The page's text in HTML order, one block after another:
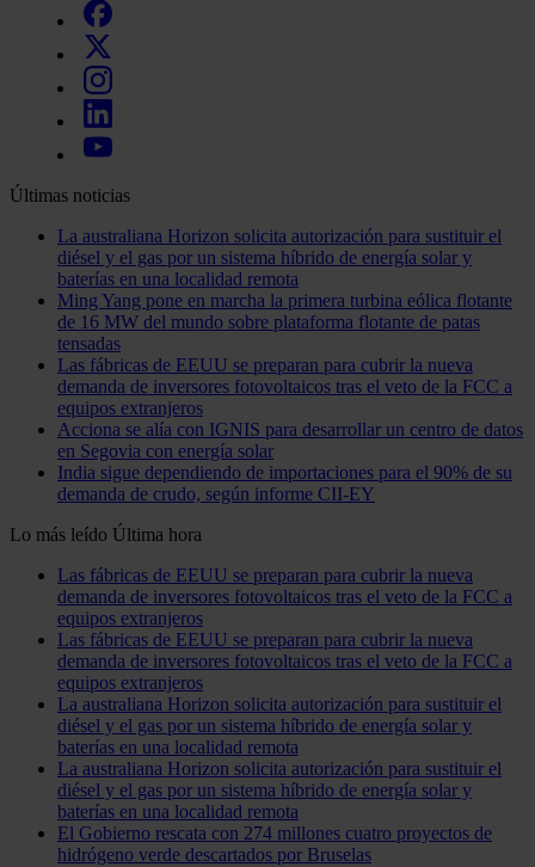
Últimas noticias
La australiana Horizon solicita autorización para sustituir el
diésel y el gas por un sistema híbrido de energía solar y
baterías en una localidad remota
Ming Yang pone en marcha la primera turbina eólica flotante
de 16 MW del mundo sobre plataforma flotante de patas
tensadas
Las fábricas de EEUU se preparan para cubrir la nueva
demanda de inversores fotovoltaicos tras el veto de la FCC a
equipos extranjeros
Acciona se alía con IGNIS para desarrollar un centro de datos
en Segovia con energía solar
India sigue dependiendo de importaciones para el 90% de su
demanda de crudo, según informe CII-EY
Lo más leído Última hora
Las fábricas de EEUU se preparan para cubrir la nueva
demanda de inversores fotovoltaicos tras el veto de la FCC a
equipos extranjeros
Las fábricas de EEUU se preparan para cubrir la nueva
demanda de inversores fotovoltaicos tras el veto de la FCC a
equipos extranjeros
La australiana Horizon solicita autorización para sustituir el
diésel y el gas por un sistema híbrido de energía solar y
baterías en una localidad remota
La australiana Horizon solicita autorización para sustituir el
diésel y el gas por un sistema híbrido de energía solar y
baterías en una localidad remota
El Gobierno rescata con 274 millones cuatro proyectos de
hidrógeno verde descartados por Bruselas